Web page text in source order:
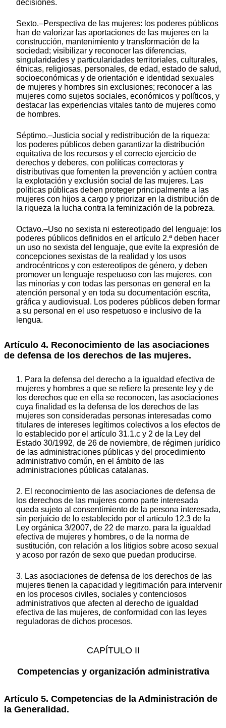
decisiones.
Sexto.–Perspectiva de las mujeres: los poderes públicos
han de valorizar las aportaciones de las mujeres en la
construcción, mantenimiento y transformación de la
sociedad; visibilizar y reconocer las diferencias,
singularidades y particularidades territoriales, culturales,
étnicas, religiosas, personales, de edad, estado de salud,
socioeconómicas y de orientación e identidad sexuales
de mujeres y hombres sin exclusiones; reconocer a las
mujeres como sujetos sociales, económicos y políticos, y
destacar las experiencias vitales tanto de mujeres como
de hombres.
Séptimo.–Justicia social y redistribución de la riqueza:
los poderes públicos deben garantizar la distribución
equitativa de los recursos y el correcto ejercicio de
derechos y deberes, con políticas correctoras y
distributivas que fomenten la prevención y actúen contra
la explotación y exclusión social de las mujeres. Las
políticas públicas deben proteger principalmente a las
mujeres con hijos a cargo y priorizar en la distribución de
la riqueza la lucha contra la feminización de la pobreza.
Octavo.–Uso no sexista ni estereotipado del lenguaje: los
poderes públicos definidos en el artículo 2.ª deben hacer
un uso no sexista del lenguaje, que evite la expresión de
concepciones sexistas de la realidad y los usos
androcéntricos y con estereotipos de género, y deben
promover un lenguaje respetuoso con las mujeres, con
las minorías y con todas las personas en general en la
atención personal y en toda su documentación escrita,
gráfica y audiovisual. Los poderes públicos deben formar
a su personal en el uso respetuoso e inclusivo de la
lengua.
Artículo 4. Reconocimiento de las asociaciones
de defensa de los derechos de las mujeres.
1. Para la defensa del derecho a la igualdad efectiva de
mujeres y hombres a que se refiere la presente ley y de
los derechos que en ella se reconocen, las asociaciones
cuya finalidad es la defensa de los derechos de las
mujeres son consideradas personas interesadas como
titulares de intereses legítimos colectivos a los efectos de
lo establecido por el artículo 31.1.c y 2 de la Ley del
Estado 30/1992, de 26 de noviembre, de régimen jurídico
de las administraciones públicas y del procedimiento
administrativo común, en el ámbito de las
administraciones públicas catalanas.
2. El reconocimiento de las asociaciones de defensa de
los derechos de las mujeres como parte interesada
queda sujeto al consentimiento de la persona interesada,
sin perjuicio de lo establecido por el artículo 12.3 de la
Ley orgánica 3/2007, de 22 de marzo, para la igualdad
efectiva de mujeres y hombres, o de la norma de
sustitución, con relación a los litigios sobre acoso sexual
y acoso por razón de sexo que puedan producirse.
3. Las asociaciones de defensa de los derechos de las
mujeres tienen la capacidad y legitimación para intervenir
en los procesos civiles, sociales y contenciosos
administrativos que afecten al derecho de igualdad
efectiva de las mujeres, de conformidad con las leyes
reguladoras de dichos procesos.
CAPÍTULO II
Competencias y organización administrativa
Artículo 5. Competencias de la Administración de
la Generalidad.